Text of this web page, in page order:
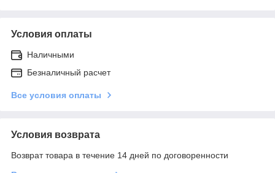
Условия оплаты
Наличными
Безналичный расчет
Все условия оплаты
Условия возврата
Возврат товара в течение 14 дней по договоренности